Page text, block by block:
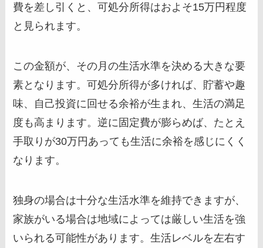
費を差し引くと、可処分所得はおよそ15万円程度
と見られます。
この金額が、その月の生活水準を決める大きな要
素となります。可処分所得が多ければ、貯蓄や趣
味、自己投資に回せる余裕が生まれ、生活の満足
度も高まります。逆に固定費が膨らめば、たとえ
手取りが30万円あっても生活に余裕を感じにくく
なります。
独身の場合は十分な生活水準を維持できますが、
家族がいる場合は地域によっては厳しい生活を強
いられる可能性があります。生活レベルを左右す